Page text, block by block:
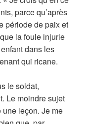
parce qu’après
période de paix et
la foule injurie
dans les
qui ricane.
le soldat,
Le moindre sujet
une leçon. Je me